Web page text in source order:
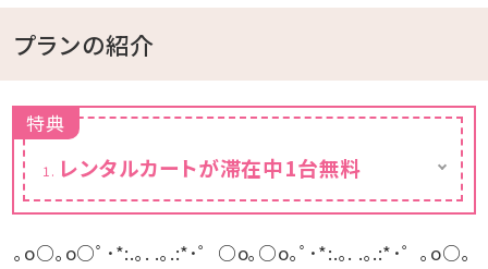
プランの紹介
特典
レンタルカートが滞在中1台無料
※要運転免許証
｡o○｡o○ﾟ･*:.｡. .｡.:*･゜○o｡○o｡ﾟ･*:.｡. .｡.:*･゜｡o○｡